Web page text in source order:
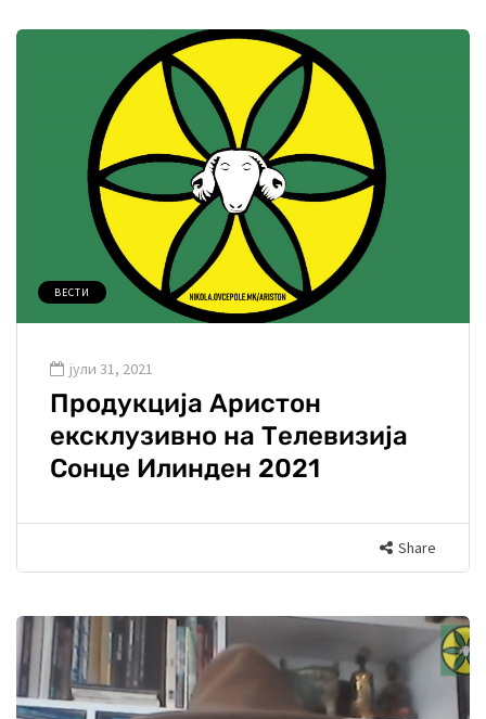
ВЕСТИ
јули 31, 2021
Продукција Аристон
ексклузивно на Телевизија
Сонце Илинден 2021
Share